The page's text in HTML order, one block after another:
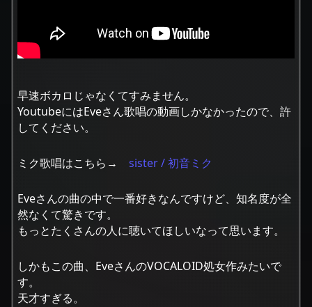
早速ボカロじゃなくてすみません。
YoutubeにはEveさん歌唱の動画しかなかったので、許
してください。
ミク歌唱はこちら→ sister / 初音ミク
Eveさんの曲の中で一番好きなんですけど、知名度が全
然なくて驚きです。
もっとたくさんの人に聴いてほしいなって思います。
しかもこの曲、EveさんのVOCALOID処女作みたいで
す。
天才すぎる。